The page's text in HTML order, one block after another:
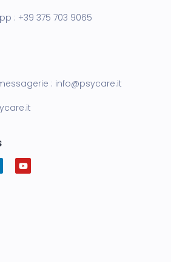
: +39 375 703 9065
: info@psycare.it